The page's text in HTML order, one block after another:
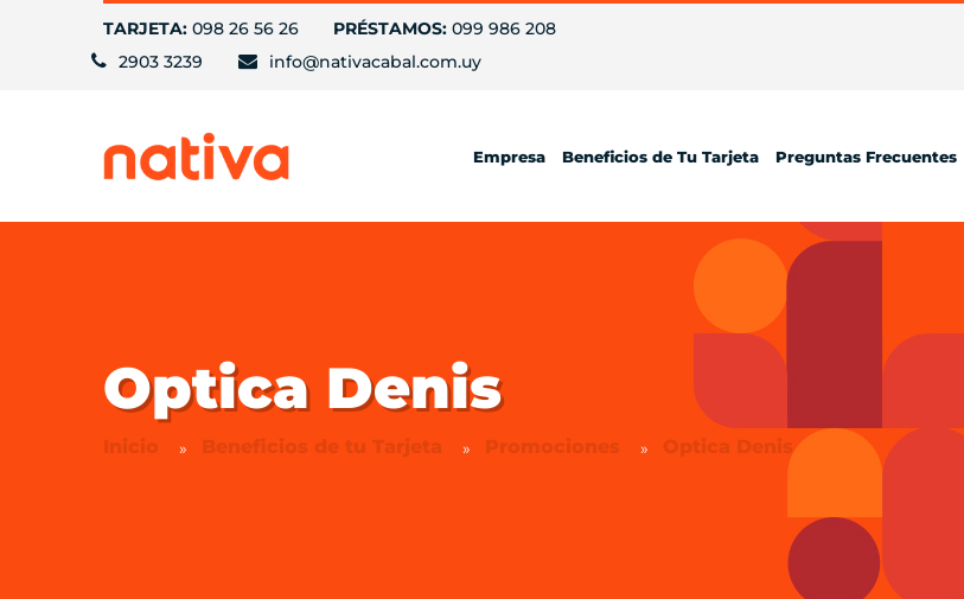
TARJETA: 098 26 56 26 PRÉSTAMOS: 099 986 208
2903 3239
info@nativacabal.com.uy
Empresa Beneficios de Tu Tarjeta Preguntas Frecuentes
Optica Denis
Inicio Beneficios de tu Tarjeta Promociones Optica Denis